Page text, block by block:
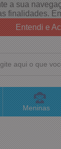
a sua
finalidades.
Entendi e
Meninas